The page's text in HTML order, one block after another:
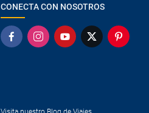
CONECTA CON NOSOTROS